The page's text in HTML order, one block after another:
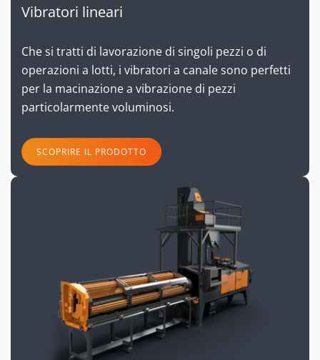
Vibratori lineari
Che si tratti di lavorazione di singoli pezzi o di
operazioni a lotti, i vibratori a canale sono perfetti
per la macinazione a vibrazione di pezzi
particolarmente voluminosi.
SCOPRIRE IL PRODOTTO